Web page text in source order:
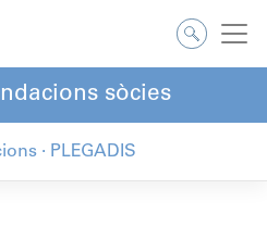
sòcies
· PLEGADIS